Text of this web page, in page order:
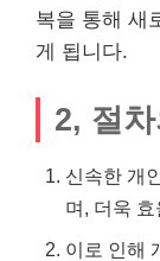
복을 통해 새
게 됩니다.
2, 절
신속한 개
며, 더욱
이로 인해